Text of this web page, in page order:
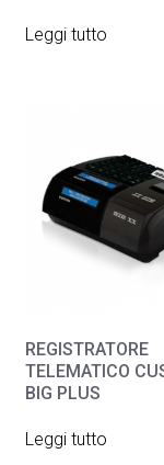
Leggi tutto
REGISTRATORE
TELEMATICO
BIG PLUS
Leggi tutto